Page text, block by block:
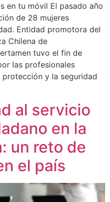
en tu móvil El pasado año
de 28 mujeres
Entidad promotora del
Chilena de
tuvo el fin de
las profesionales
y la seguridad
al servicio
en la
un reto de
el país